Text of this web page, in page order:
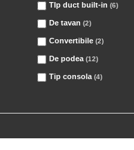
TIp duct built-in (6)
De tavan (2)
Convertibile (2)
De podea (12)
Tip consola (4)